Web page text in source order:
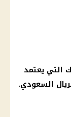
التي يعتمد
السعودي.